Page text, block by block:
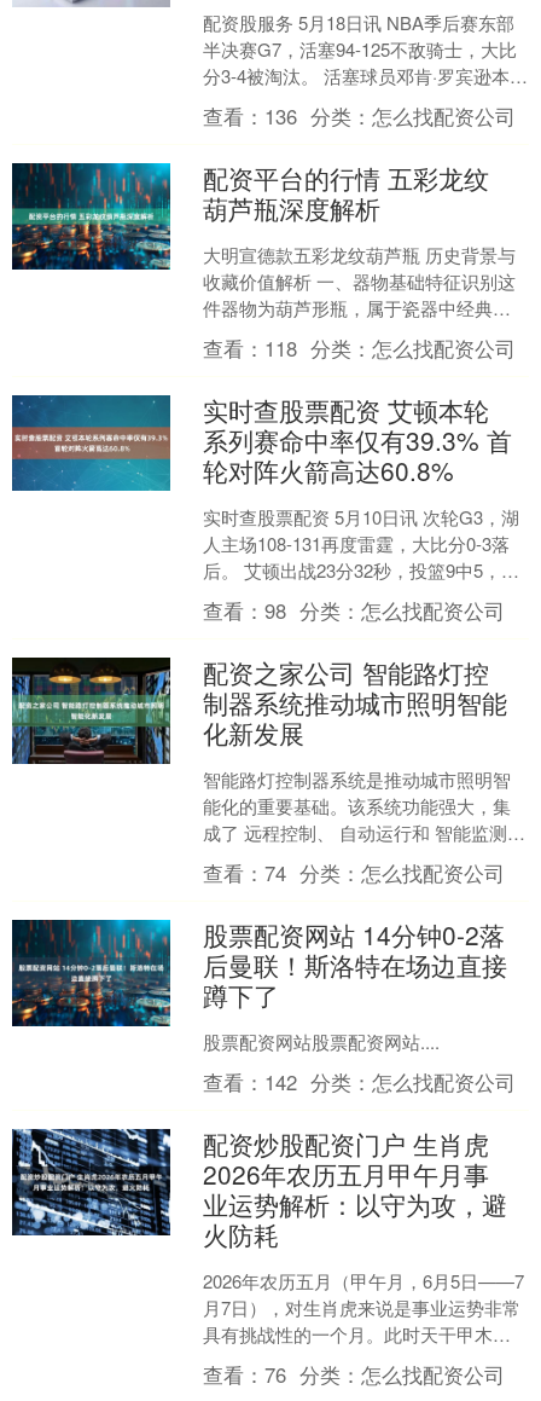
配资股服务 5月18日讯 NBA季后赛东部
半决赛G7，活塞94-125不敌骑士，大比
分3-4被淘汰。 活塞球员邓肯·罗宾逊本场
比赛替补出战外线手感还不错，但仅
靠....
查看： 136 分类：怎么找配资公司
配资平台的行情 五彩龙纹
葫芦瓶深度解析
大明宣德款五彩龙纹葫芦瓶 历史背景与
收藏价值解析 一、器物基础特征识别这
件器物为葫芦形瓶，属于瓷器中经典的
吉祥器型，瓶肩处书有“大明宣德年制”六
字楷书款，瓶身以....
查看： 118 分类：怎么找配资公司
实时查股票配资 艾顿本轮
系列赛命中率仅有39.3% 首
轮对阵火箭高达60.8%
实时查股票配资 5月10日讯 次轮G3，湖
人主场108-131再度雷霆，大比分0-3落
后。 艾顿出战23分32秒，投篮9中5，全
场0罚球，得到10分6篮板（5前....
查看：98 分类：怎么找配资公司
配资之家公司 智能路灯控
制器系统推动城市照明智能
化新发展
智能路灯控制器系统是推动城市照明智
能化的重要基础。该系统功能强大，集
成了 远程控制、 自动运行和 智能监测等
多项先进技术。这使得城市在管理照明
时，不仅提高了效率....
查看：74 分类：怎么找配资公司
股票配资网站 14分钟0-2落
后曼联！斯洛特在场边直接
蹲下了
股票配资网站股票配资网站....
查看： 142 分类：怎么找配资公司
配资炒股配资门户 生肖虎
2026年农历五月甲午月事
业运势解析：以守为攻，避
火防耗
2026年农历五月（甲午月，6月5日——7
月7日），对生肖虎来说是事业运势非常
具有挑战性的一个月。此时天干甲木、
地支午火，木火相生助火势，而寅虎与
午火形成“半合....
查看：76 分类：怎么找配资公司